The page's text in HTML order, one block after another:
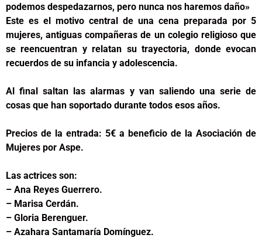
podemos despedazarnos, pero nunca nos haremos daño»
Este es el motivo central de una cena preparada por 5
mujeres, antiguas compañeras de un colegio religioso que
se reencuentran y relatan su trayectoria, donde evocan
recuerdos de su infancia y adolescencia.
Al final saltan las alarmas y van saliendo una serie de
cosas que han soportado durante todos esos años.
Precios de la entrada: 5€ a beneficio de la Asociación de
Mujeres por Aspe.
Las actrices son:
– Ana Reyes Guerrero.
– Marisa Cerdán.
– Gloria Berenguer.
– Azahara Santamaría Domínguez.